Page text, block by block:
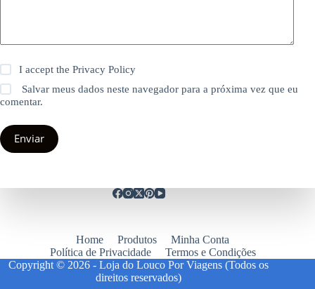
I accept thePrivacy Policy
Salvar meus dados neste navegador para a próxima vez que eu
comentar.
Enviar
Home Produtos
Minha Conta
Política de Privacidade
Termos e Condições
Copyright © 2026 - Loja do Louco Por Viagens (Todos os
direitos reservados)